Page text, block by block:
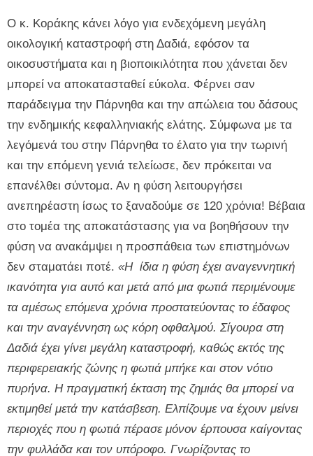
Ο κ. Κοράκης κάνει λόγο για ενδεχόμενη μεγάλη
οικολογική καταστροφή στη Δαδιά, εφόσον τα
οικοσυστήματα και η βιοποικιλότητα που χάνεται δεν
μπορεί να αποκατασταθεί εύκολα. Φέρνει σαν
παράδειγμα την Πάρνηθα και την απώλεια του δάσους
την ενδημικής κεφαλληνιακής ελάτης. Σύμφωνα με τα
λεγόμενά του στην Πάρνηθα το έλατο για την τωρινή
και την επόμενη γενιά τελείωσε, δεν πρόκειται να
επανέλθει σύντομα. Αν η φύση λειτουργήσει
ανεπηρέαστη ίσως το ξαναδούμε σε 120 χρόνια! Βέβαια
στο τομέα της αποκατάστασης για να βοηθήσουν την
φύση να ανακάμψει η προσπάθεια των επιστημόνων
δεν σταματάει ποτέ. «Η ίδια η φύση έχει αναγεννητική
ικανότητα για αυτό και μετά από μια φωτιά περιμένουμε
τα αμέσως επόμενα χρόνια προστατεύοντας το έδαφος
και την αναγέννηση ως κόρη οφθαλμού. Σίγουρα στη
Δαδιά έχει γίνει μεγάλη καταστροφή, καθώς εκτός της
περιφερειακής ζώνης η φωτιά μπήκε και στον νότιο
πυρήνα. Η πραγματική έκταση της ζημιάς θα μπορεί να
εκτιμηθεί μετά την κατάσβεση. Ελπίζουμε να έχουν μείνει
περιοχές που η φωτιά πέρασε μόνον έρπουσα καίγοντας
την φυλλάδα και τον υπόροφο. Γνωρίζοντας το